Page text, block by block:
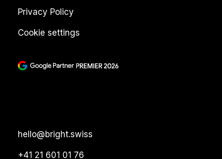
Privacy Policy
Cookie settings
hello@bright.swiss
+41 21 601 01 76